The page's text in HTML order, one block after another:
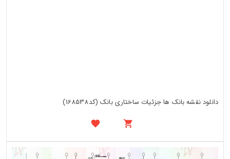
دانلود نقشه بانک ها جزئیات ساختاری بانک (کد168538)